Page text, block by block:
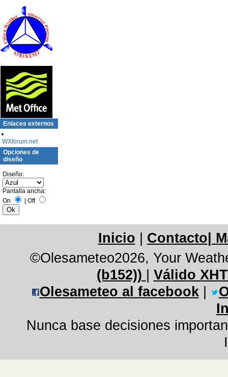
Enlaces externos
WXforum.net
Opciones de
diseño
Diseño:
Pantalla ancha:
On
| Off
Inicio Contacto
©Olesameteo2026, Your
(b152))
Válido
Olesameteo al facebook|
Nunca base decisiones